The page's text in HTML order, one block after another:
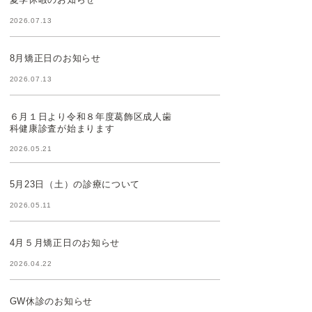
2026.07.13
8月矯正日のお知らせ
2026.07.13
６月１日より令和８年度葛飾区成人歯
科健康診査が始まります
2026.05.21
5月23日（土）の診療について
2026.05.11
4月５月矯正日のお知らせ
2026.04.22
GW休診のお知らせ